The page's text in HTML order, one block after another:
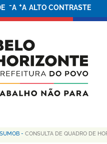
-A +A ALTO CONTRASTE
- CONSULTA DE QUADRO DE